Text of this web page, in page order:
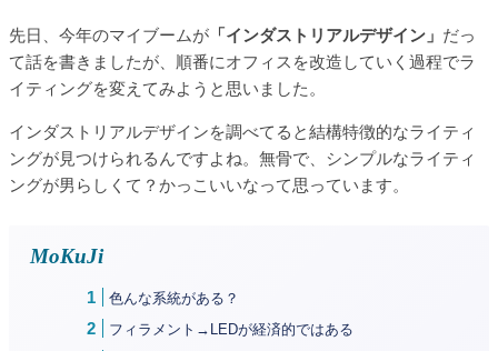
先日、今年のマイブームが 「インダストリアルデザイン」 だっ
て話を書きましたが、順番にオフィスを改造していく過程でラ
イティングを変えてみようと思いました。
インダストリアルデザインを調べてると結構特徴的なライティ
ングが見つけられるんですよね。無骨で、シンプルなライティ
ングが男らしくて？かっこいいなって思っています。
MoKuJi
色んな系統がある？
フィラメント→LEDが経済的ではある